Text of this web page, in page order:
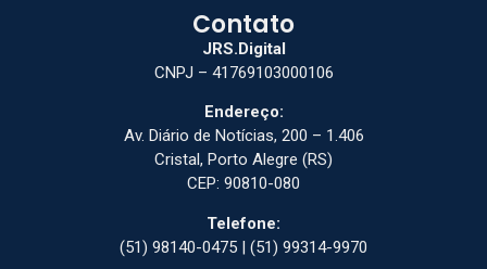
Contato
JRS.Digital
CNPJ – 41769103000106
Endereço:
Av. Diário de Notícias, 200 – 1.406
Cristal, Porto Alegre (RS)
CEP: 90810-080
Telefone:
(51) 98140-0475 | (51) 99314-9970